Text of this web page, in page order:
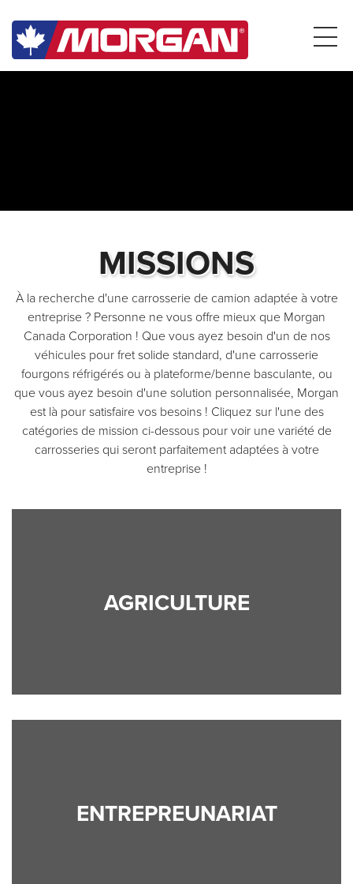
MISSIONS
À la recherche d'une carrosserie de camion adaptée à votre
entreprise ? Personne ne vous offre mieux que Morgan
Canada Corporation ! Que vous ayez besoin d'un de nos
véhicules pour fret solide standard, d'une carrosserie
fourgons réfrigérés ou à plateforme/benne basculante, ou
que vous ayez besoin d'une solution personnalisée, Morgan
est là pour satisfaire vos besoins ! Cliquez sur l'une des
catégories de mission ci-dessous pour voir une variété de
carrosseries qui seront parfaitement adaptées à votre
entreprise !
AGRICULTURE
ENTREPREUNARIAT